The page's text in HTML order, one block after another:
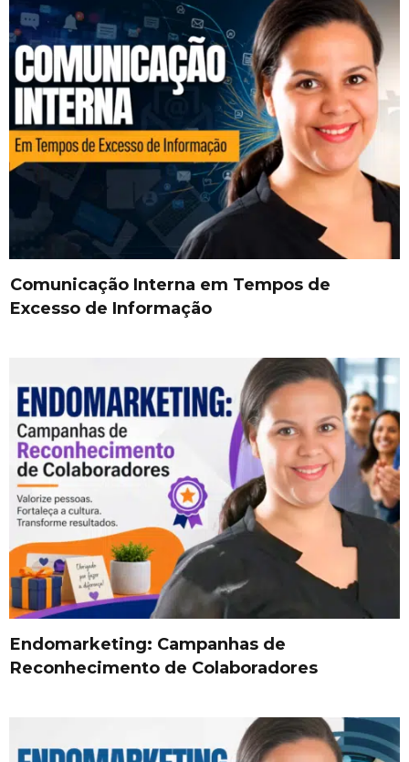
Comunicação Interna em Tempos de
Excesso de Informação
Endomarketing: Campanhas de
Reconhecimento de Colaboradores